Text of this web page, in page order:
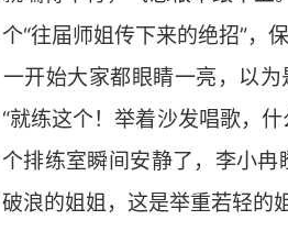
个“往届师姐传下来的绝招”，
一开始大家都眼睛一亮，以
“就练这个！举着沙发唱歌，
个排练室瞬间安静了，李小
破浪的姐姐，这是举重若轻的